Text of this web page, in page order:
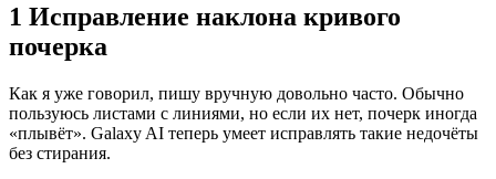
1 Исправление наклона кривого
почерка
Как я уже говорил, пишу вручную довольно часто. Обычно
пользуюсь листами с линиями, но если их нет, почерк иногда
«плывёт». Galaxy AI теперь умеет исправлять такие недочёты
без стирания.